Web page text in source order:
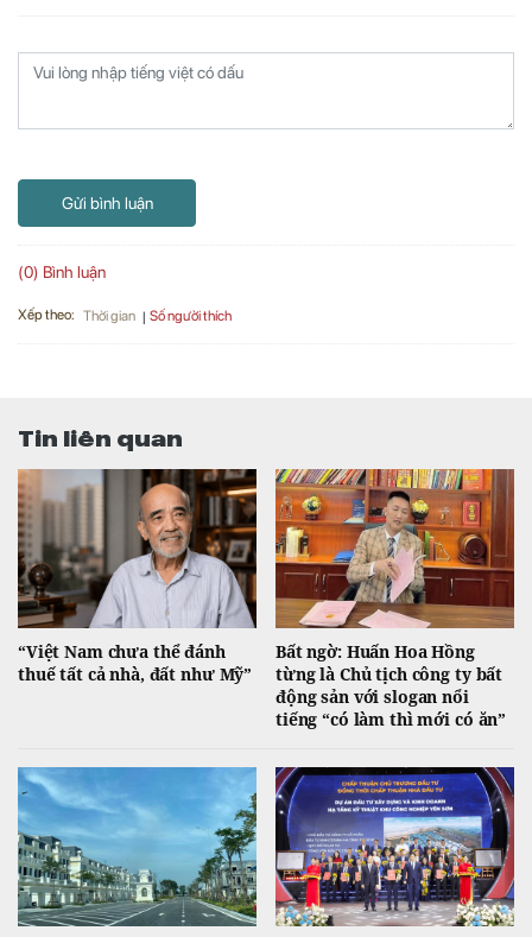
Gửi bình luận
(0) Bình luận
Xếp theo: Thời gian Số người thích
Tin liên quan
“Việt Nam chưa thể đánh
thuế tất cả nhà, đất như Mỹ”
Bất ngờ: Huấn Hoa Hồng
từng là Chủ tịch công ty bất
động sản với slogan nổi
tiếng “có làm thì mới có ăn”